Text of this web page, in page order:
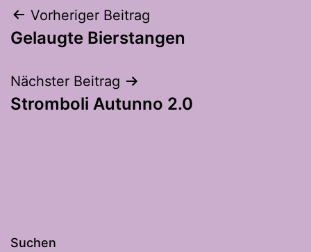
Beitragsnavigation
Vorheriger Beitrag
Gelaugte Bierstangen
Nächster Beitrag
Stromboli Autunno 2.0
Suchen